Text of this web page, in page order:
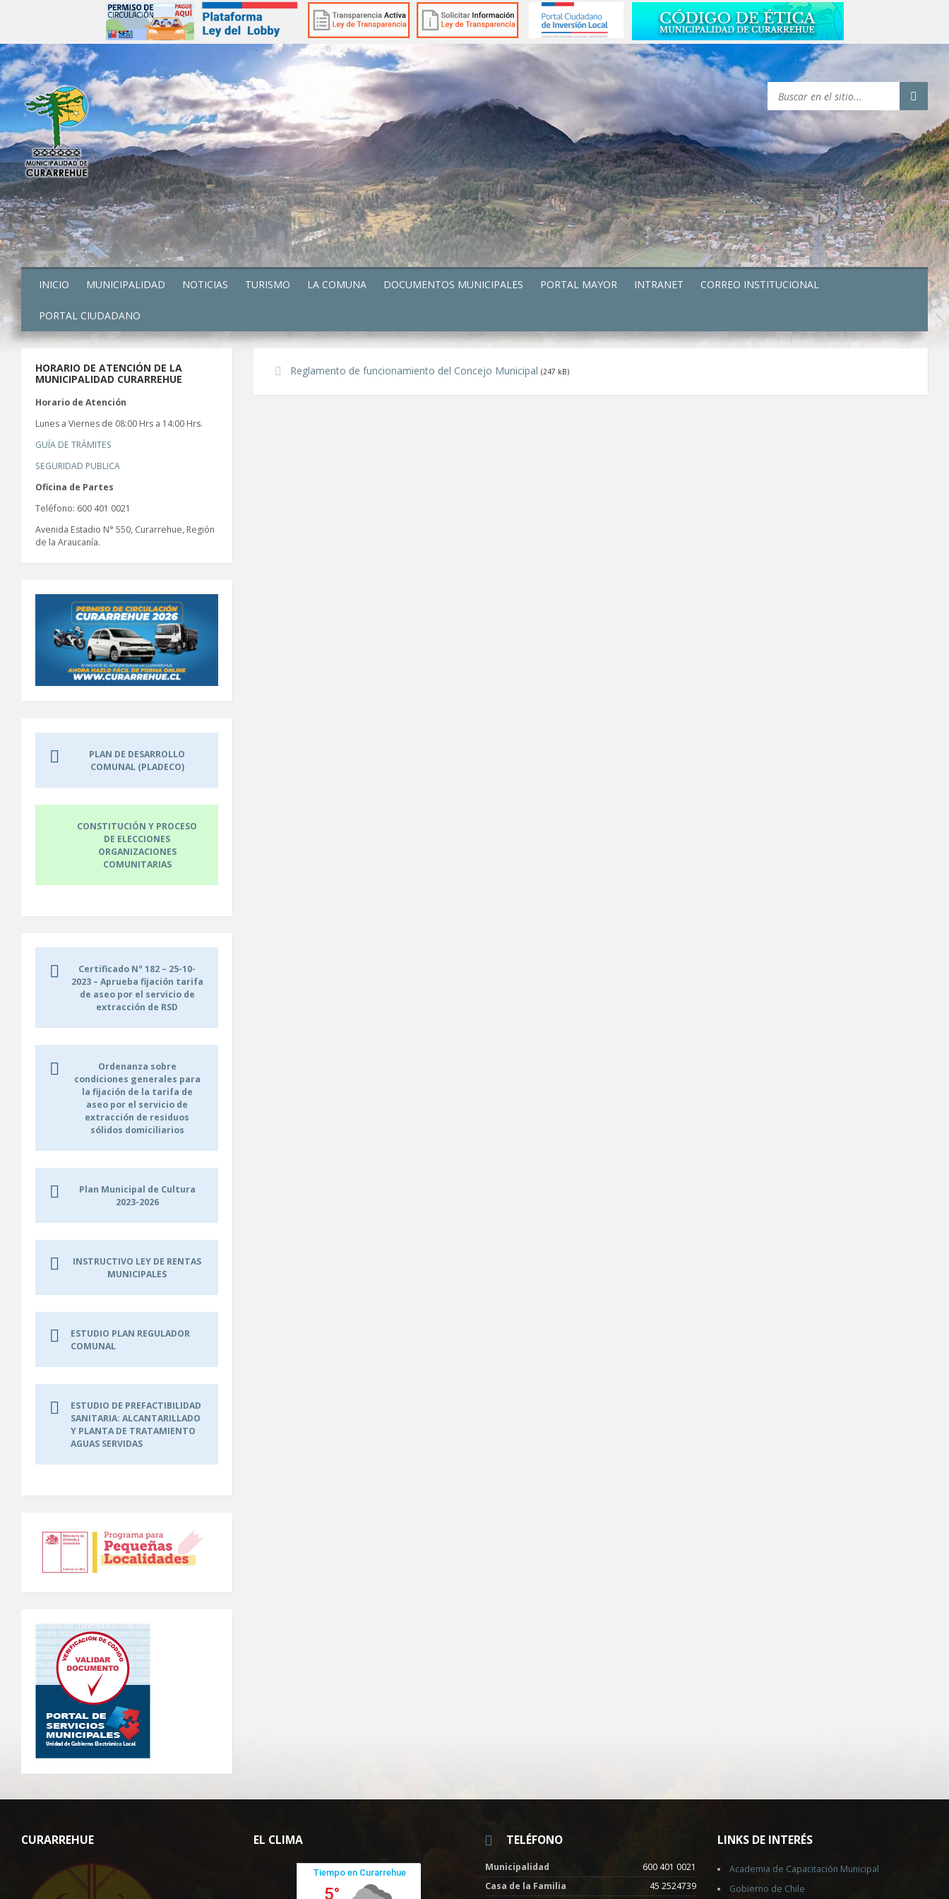
INICIO MUNICIPALIDAD NOTICIAS TURISMO LA COMUNA DOCUMENTOS MUNICIPALES PORTAL MAYOR INTRANET CORREO INSTITUCIONAL
PORTAL CIUDADANO
Reglamento de funcionamiento del Concejo Municipal (247 kB)
HORARIO DE ATENCIÓN DE LA
MUNICIPALIDAD CURARREHUE
Horario de Atención
Lunes a Viernes de 08:00 Hrs a 14:00 Hrs.
GUÍA DE TRÁMITES
SEGURIDAD PUBLICA
Oficina de Partes
Teléfono: 600 401 0021
Avenida Estadio N° 550, Curarrehue, Región
de la Araucanía.
PLAN DE DESARROLLO
COMUNAL (PLADECO)
CONSTITUCIÓN Y PROCESO
DE ELECCIONES
ORGANIZACIONES
COMUNITARIAS
Certificado N° 182 – 25-10-
2023 – Aprueba fijación tarifa
de aseo por el servicio de
extracción de RSD
Ordenanza sobre
condiciones generales para
la fijación de la tarifa de
aseo por el servicio de
extracción de residuos
sólidos domiciliarios
Plan Municipal de Cultura
2023-2026
INSTRUCTIVO LEY DE RENTAS
MUNICIPALES
ESTUDIO PLAN REGULADOR
COMUNAL
ESTUDIO DE PREFACTIBILIDAD
SANITARIA: ALCANTARILLADO
Y PLANTA DE TRATAMIENTO
AGUAS SERVIDAS
CURARREHUE EL CLIMA TELÉFONO
Municipalidad
600 401 0021
Casa de la Familia
45 2524739
LINKS DE INTERÉS
Academia de Capacitación Municipal
Gobierno de Chile